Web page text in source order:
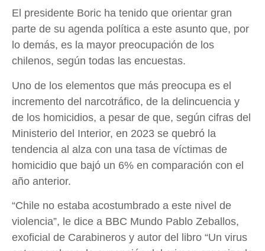
El presidente Boric ha tenido que orientar gran
parte de su agenda política a este asunto que, por
lo demás, es la mayor preocupación de los
chilenos, según todas las encuestas.
Uno de los elementos que más preocupa es el
incremento del narcotráfico, de la delincuencia y
de los homicidios, a pesar de que, según cifras del
Ministerio del Interior, en 2023 se quebró la
tendencia al alza con una tasa de víctimas de
homicidio que bajó un 6% en comparación con el
año anterior.
“Chile no estaba acostumbrado a este nivel de
violencia”, le dice a BBC Mundo Pablo Zeballos,
exoficial de Carabineros y autor del libro “Un virus